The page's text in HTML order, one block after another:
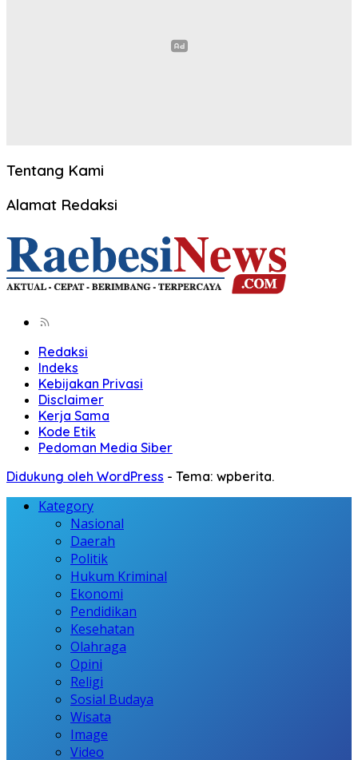
Tentang Kami
Alamat Redaksi
Redaksi
Indeks
Kebijakan Privasi
Disclaimer
Kerja Sama
Kode Etik
Pedoman Media Siber
Didukung oleh WordPress - Tema: wpberita.
Kategory
Nasional
Daerah
Politik
Hukum Kriminal
Ekonomi
Pendidikan
Kesehatan
Olahraga
Opini
Religi
Sosial Budaya
Wisata
Image
Video